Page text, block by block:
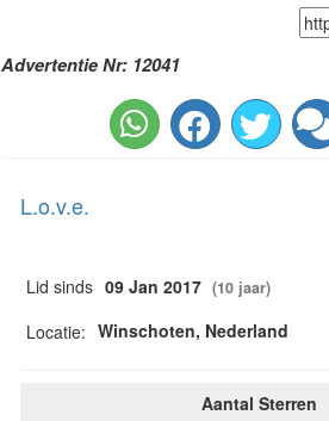
Advertentie Nr: 12041
L.o.v.e.
Lid sinds 09 Jan 2017 (10 jaar)
Locatie: Winschoten, Nederland
Aantal Sterren